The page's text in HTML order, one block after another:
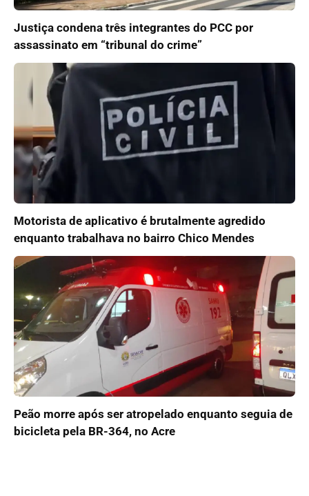
Justiça condena três integrantes do PCC por
assassinato em “tribunal do crime”
Motorista de aplicativo é brutalmente agredido
enquanto trabalhava no bairro Chico Mendes
Peão morre após ser atropelado enquanto seguia de
bicicleta pela BR-364, no Acre